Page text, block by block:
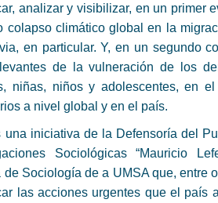
analizar y visibilizar, en un primer
colapso climático global en la
en particular. Y, en un segundo
de la vulneración de los
niñas, niños y adolescentes, en
a nivel global y en el país.
una iniciativa de la Defensoría del
Sociológicas “Mauricio
de Sociología de a UMSA que, entre
las acciones urgentes que el país